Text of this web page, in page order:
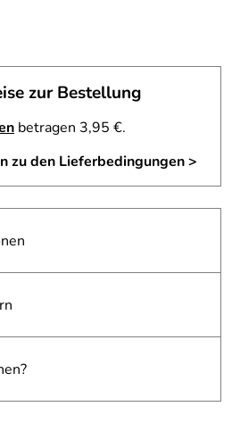
zur Bestellung
betragen 3,95 €.
zu den Lieferbedingungen >